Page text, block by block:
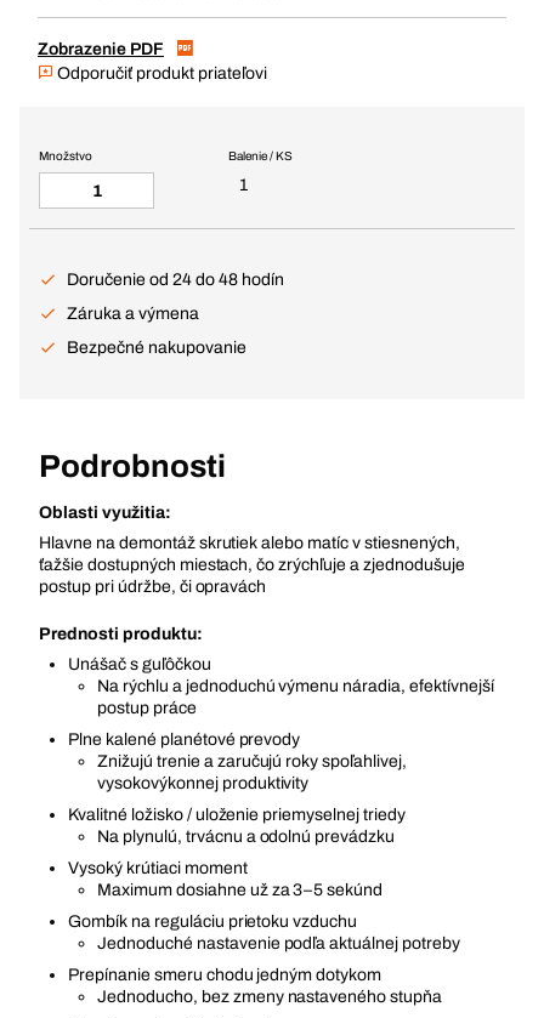
Zobrazenie PDF
Odporučiť produkt priateľovi
Balenie / KS
1
Množstvo
Doručenie od 24 do 48 hodín
Záruka a výmena
Bezpečné nakupovanie
Podrobnosti
Oblasti využitia:
Hlavne na demontáž skrutiek alebo matíc v stiesnených,
ťažšie dostupných miestach, čo zrýchľuje a zjednodušuje
postup pri údržbe, či opravách
Prednosti produktu:
Unášač s guľôčkou
Na rýchlu a jednoduchú výmenu náradia, efektívnejší
postup práce
Plne kalené planétové prevody
Znižujú trenie a zaručujú roky spoľahlivej,
vysokovýkonnej produktivity
Kvalitné ložisko / uloženie priemyselnej triedy
Na plynulú, trvácnu a odolnú prevádzku
Vysoký krútiaci moment
Maximum dosiahne už za 3–5 sekúnd
Gombík na reguláciu prietoku vzduchu
Jednoduché nastavenie podľa aktuálnej potreby
Prepínanie smeru chodu jedným dotykom
Jednoducho, bez zmeny nastaveného stupňa